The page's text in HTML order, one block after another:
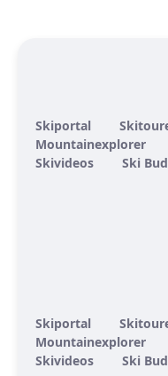
Skiportal
Mountainexplorer
Skivideos
Ski
Skiportal
Mountainexplorer
Skivideos
Ski